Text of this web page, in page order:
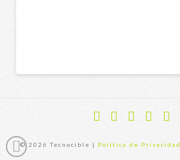
© 2026 Tecnocible | Política de Privacidad